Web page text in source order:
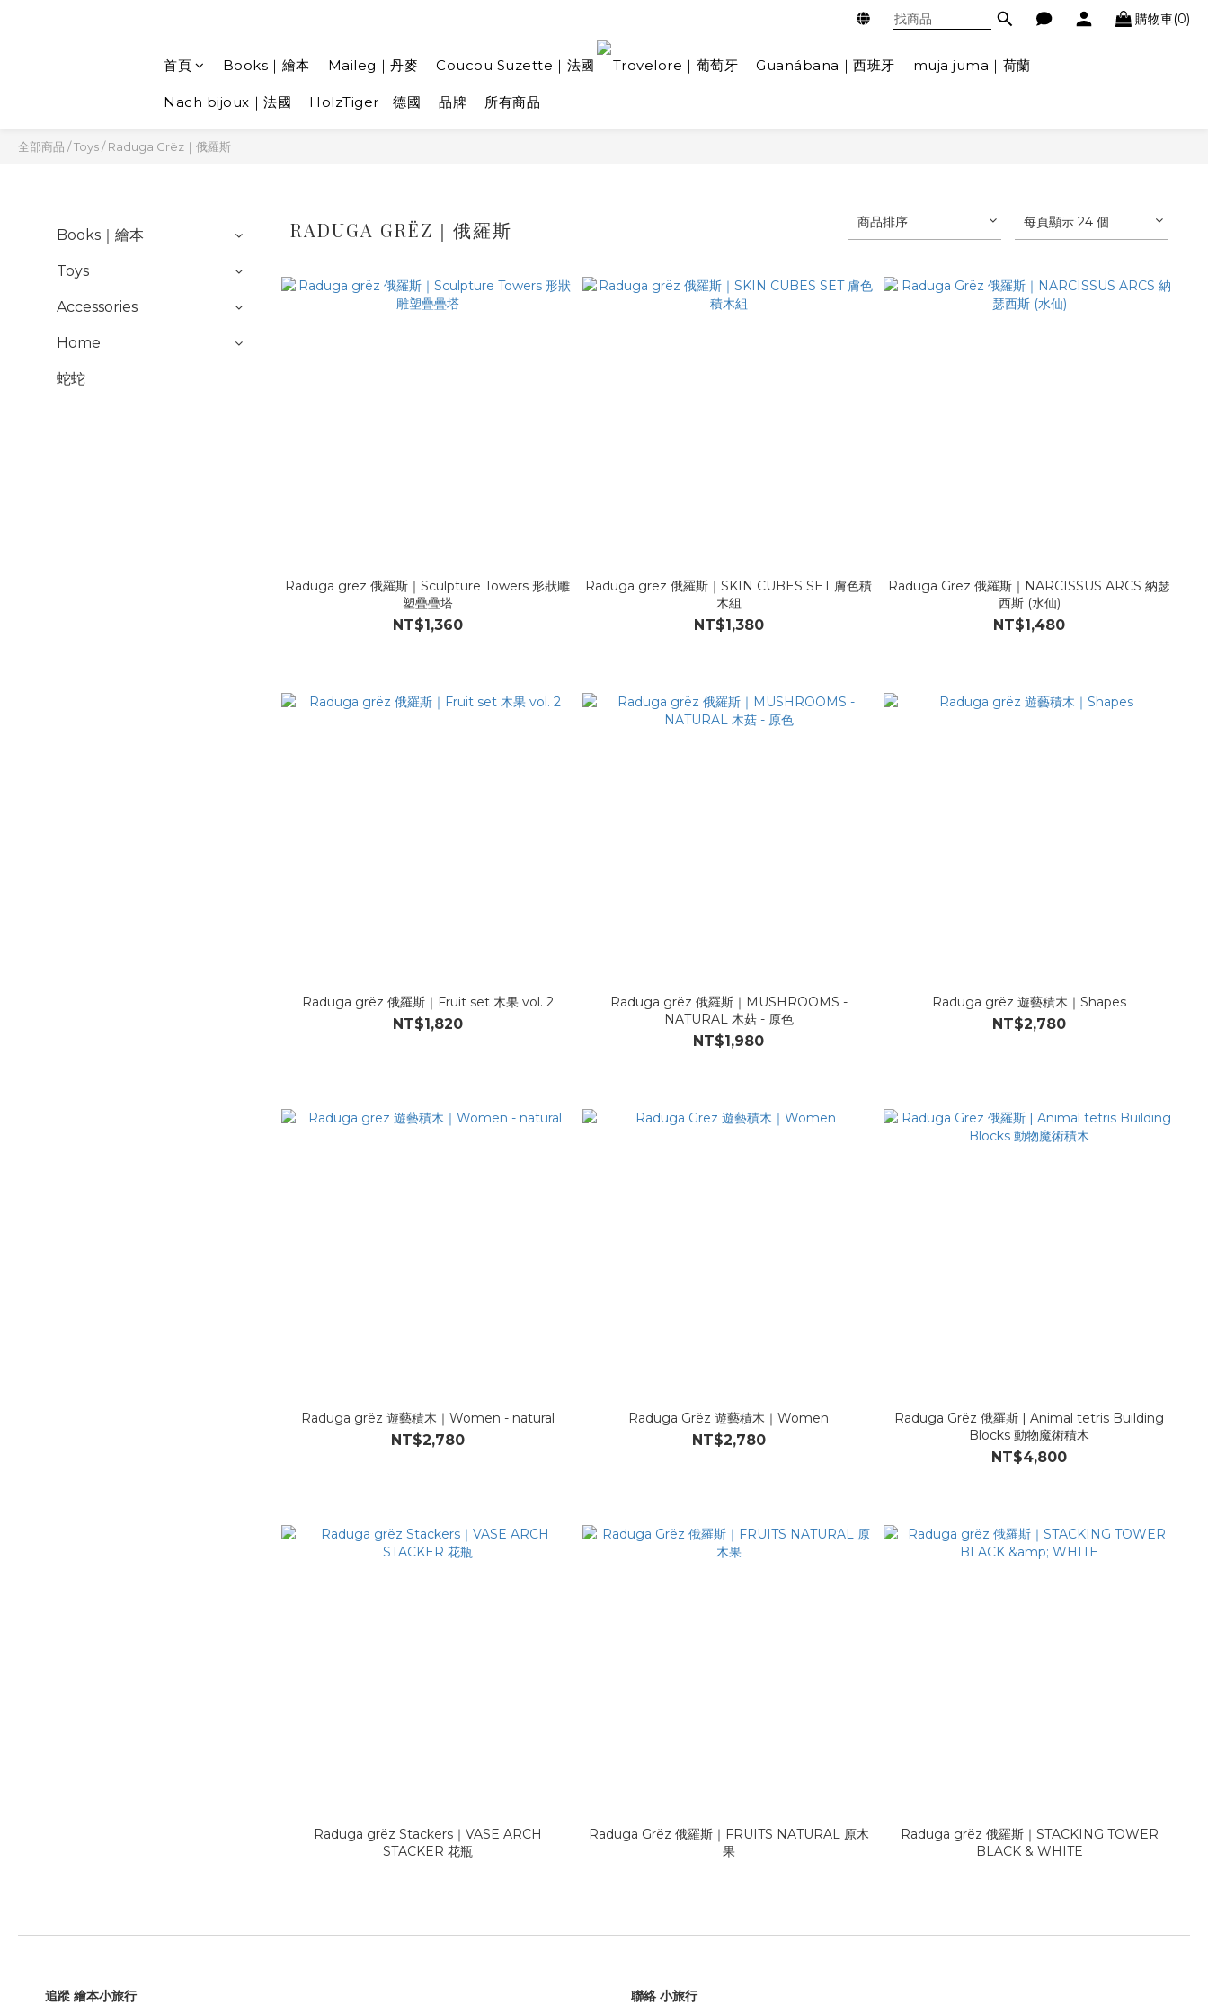
購物車(0)
首頁 Books｜繪本 Maileg｜丹麥 Coucou Suzette｜法國 Trovelore｜葡萄牙 Guanábana｜西班牙 muja juma｜荷蘭
Nach bijoux｜法國 HolzTiger｜德國 品牌 所有商品
全部商品 /Toys/Raduga Grëz｜俄羅斯
Books｜繪本
Toys
Accessories
Home
蛇蛇
RADUGA GRËZ｜俄羅斯 商品排序 每頁顯示 24 個
Raduga grëz 俄羅斯｜Sculpture Towers 形狀雕
塑疊疊塔
NT$1,360
Raduga grëz 俄羅斯｜SKIN CUBES SET 膚色積
木組
NT$1,380
Raduga Grëz 俄羅斯｜NARCISSUS ARCS 納瑟
西斯 (水仙)
NT$1,480
Raduga grëz 俄羅斯｜Fruit set 木果 vol. 2
NT$1,820
Raduga grëz 俄羅斯｜MUSHROOMS -
NATURAL 木菇 - 原色
NT$1,980
Raduga grëz 遊藝積木｜Shapes
NT$2,780
Raduga grëz 遊藝積木｜Women - natural
NT$2,780
Raduga Grëz 遊藝積木｜Women
NT$2,780
Raduga Grëz 俄羅斯 | Animal tetris Building
Blocks 動物魔術積木
NT$4,800
Raduga grëz Stackers｜VASE ARCH
STACKER 花瓶
Raduga Grëz 俄羅斯｜FRUITS NATURAL 原木
果
Raduga grëz 俄羅斯｜STACKING TOWER
BLACK & WHITE
追蹤 繪本小旅行 聯絡 小旅行